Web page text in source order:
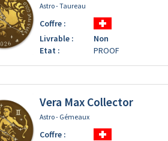
Astro - Taureau
Coffre :
Livrable :
Non
Etat :
PROOF
Vera Max Collector
Astro - Gémeaux
Coffre :